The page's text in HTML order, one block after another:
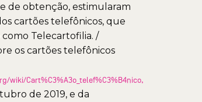
de obtenção, estimularam
cartões telefônicos, que
Telecartofilia. /
os cartões telefônicos
wiki/Cart%C3%A3o_telef%C3%B4nico,
de 2019, e da